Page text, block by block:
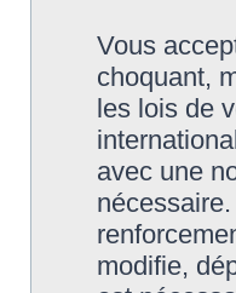
Vous
choquant,
les lois de
avec une
modifie,